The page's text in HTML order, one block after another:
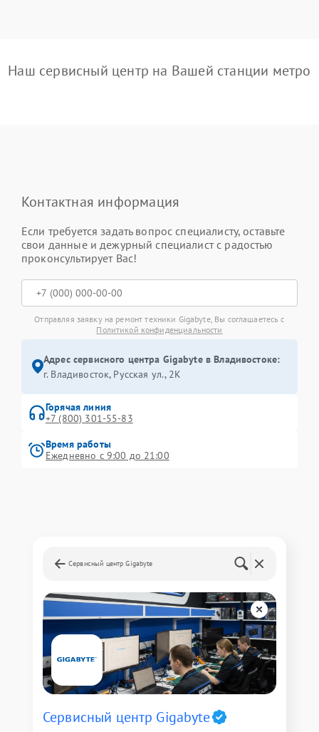
Наш сервисный центр на Вашей станции метро
Контактная информация
Если требуется задать вопрос специалисту, оставьте
свои данные и дежурный специалист с радостью
проконсультирует Вас!
Отправляя заявку на ремонт техники Gigabyte, Вы соглашаетесь с
Политикой конфиденциальности
Адрес сервисного центра Gigabyte в Владивостоке:
г. Владивосток, Русская ул., 2К
Горячая линия
+7 (800) 301-55-83
Время работы
Ежедневно с 9:00 до 21:00
Сервисный центр Gigabyte
Сервисный центр Gigabyte